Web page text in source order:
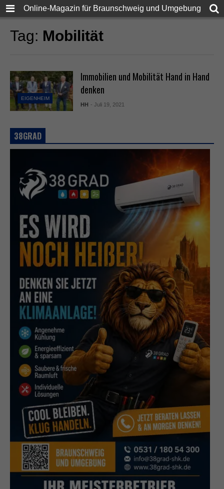
Online-Magazin für Braunschweig und Umgebung
Tag: Mobilität
EIGENHEIM
Immobilien und Mobilität Hand in Hand
denken
HH - Juli 19, 2021
38GRAD